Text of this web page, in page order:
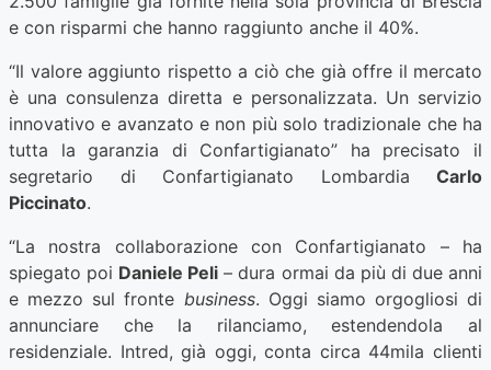
e con risparmi che hanno raggiunto anche il 40%.
“Il valore aggiunto rispetto a ciò che già offre il mercato
è una consulenza diretta e personalizzata. Un servizio
innovativo e avanzato e non più solo tradizionale che ha
tutta la garanzia di Confartigianato” ha precisato il
segretario di Confartigianato Lombardia Carlo
Piccinato.
“La nostra collaborazione con Confartigianato – ha
spiegato poi Daniele Peli – dura ormai da più di due anni
e mezzo sul fronte business. Oggi siamo orgogliosi di
annunciare che la rilanciamo, estendendola al
residenziale. Intred, già oggi, conta circa 44mila clienti